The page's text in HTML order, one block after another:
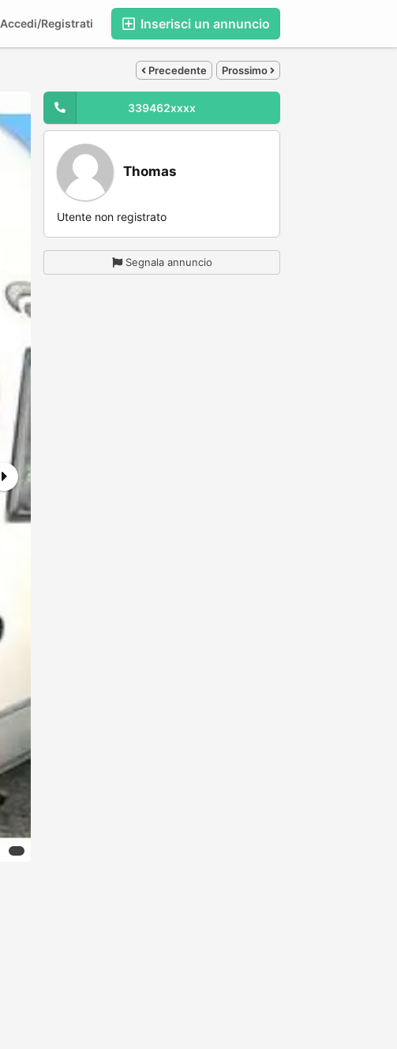
Inserisci un annuncio
Accedi/Registrati
Precedente Prossimo
339462xxxx
Thomas
Utente non registrato
Segnala annuncio